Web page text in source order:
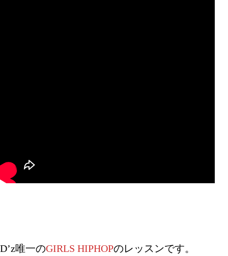
D’z唯一のGIRLS HIPHOPのレッスンです。